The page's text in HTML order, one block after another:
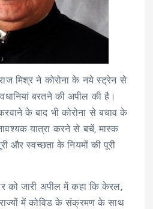
मिश्र ने कोरोना के नये स्ट्रेन से
बरतने की अपील की है।
के बाद भी कोरोना से बचाव के
यात्रा करने से बचें, मास्क
और स्वच्छता के नियमों की पूरी
को जारी अपील में कहा कि केरल,
राज्यों में कोविड के संक्रमण के साथ